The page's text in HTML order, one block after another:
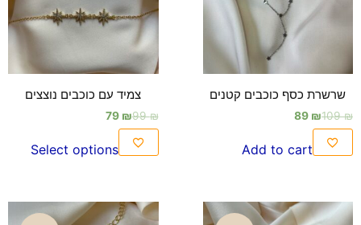
שרשרת כסף כוכבים קטנים
109₪
89 ₪
Add to cart
צמיד עם כוכבים נוצצים
99₪
79 ₪
Select options